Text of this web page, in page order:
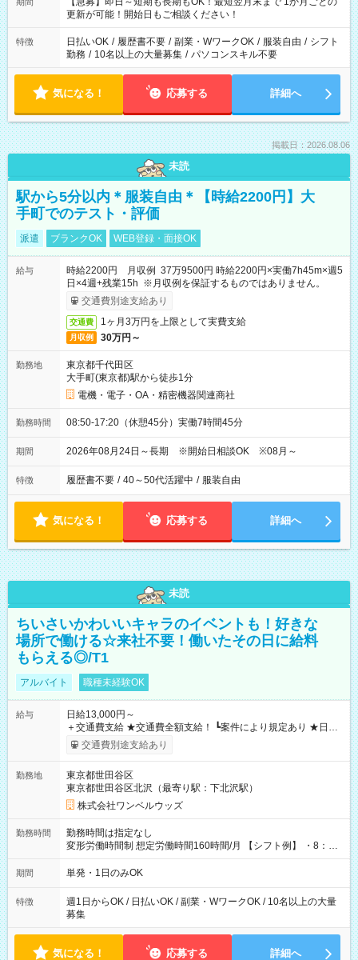
更新が可能！開始日もご相談ください！
特徴 日払いOK / 履歴書不要 / 副業・WワークOK / 服装自由 / シフト
勤務 / 10名以上の大量募集 / パソコンスキル不要
気になる！ 応募する 詳細へ
掲載日：2026.08.06
未読
駅から5分以内＊服装自由＊【時給2200円】大
手町でのテスト・評価
派遣 ブランクOK WEB登録・面接OK
給与
時給2200円 月収例 37万9500円 時給2200円×実働7h45m×週5
日×4週+残業15h ※月収例を保証するものではありません。
交通費別途支給あり
交通費 1ヶ月3万円を上限として実費支給
月収例 30万円～
勤務地
東京都千代田区
大手町(東京都)駅から徒歩1分
電機・電子・OA・精密機器関連商社
勤務時間 08:50-17:20（休憩45分）実働7時間45分
期間 2026年08月24日～長期 ※開始日相談OK ※08月～
特徴 履歴書不要 / 40～50代活躍中 / 服装自由
気になる！ 応募する 詳細へ
未読
ちいさいかわいいキャラのイベントも！好きな
場所で働ける☆来社不要！働いたその日に給料
もらえる◎/T1
アルバイト 職種未経験OK
給与
日給13,000円～
＋交通費支給 ★交通費全額支給！ ┗案件により規定あり ★日払
いOK！（規定あり） ┗働いたその日に現金GET♪ お仕事後はコ
ンビニATMから 日払い分を引き落とせます！ 【試用期間】試
交通費別途支給あり
勤務地
東京都世田谷区
東京都世田谷区北沢（最寄り駅：下北沢駅）
株式会社ワンベルウッズ
勤務時間
勤務時間は指定なし
変形労働時間制 想定労働時間160時間/月 【シフト例】 ・8：00
～21：00
期間 単発・1日のみOK
特徴
週1日からOK / 日払いOK / 副業・WワークOK / 10名以上の大量
募集
気になる！ 応募する 詳細へ